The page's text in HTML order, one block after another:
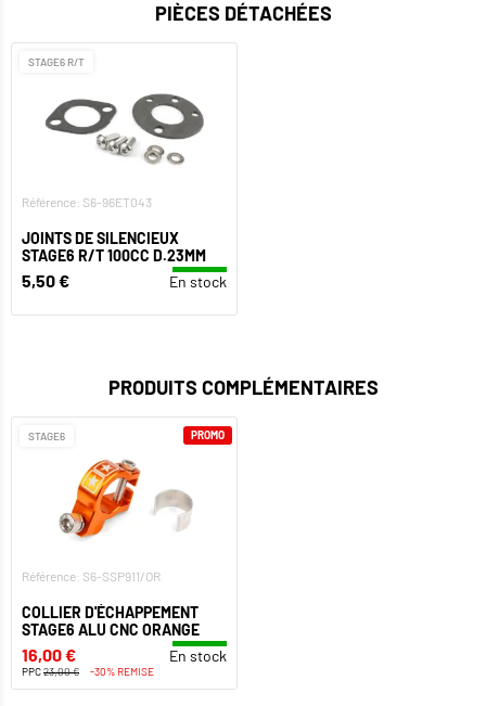
PIÈCES DÉTACHÉES
STAGE6 R/T
Référence: S6-96ET043
JOINTS DE SILENCIEUX
STAGE6 R/T 100CC D.23MM
5,50 € En stock
PRODUITS COMPLÉMENTAIRES
STAGE6
Référence: S6-SSP911/OR
COLLIER D'ÉCHAPPEMENT
STAGE6 ALU CNC ORANGE
16,00 € En stock
PPC23,00 € -30% REMISE
PROMO